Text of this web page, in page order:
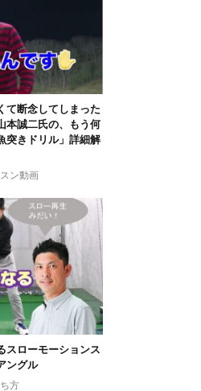
て断念してしまった
本誠二氏の、もう何
突きドリル」詳細解
ン動画
スローモーションス
ングル
方